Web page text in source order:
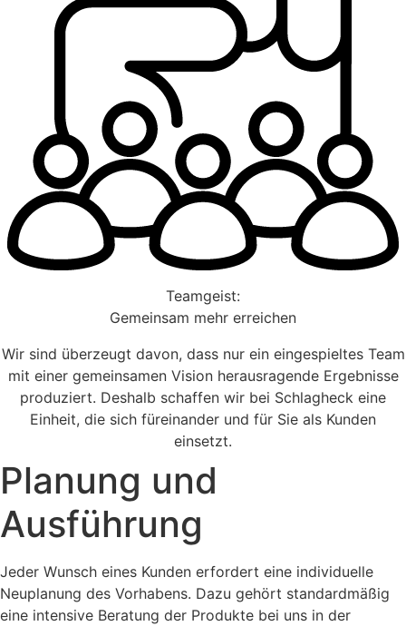
Teamgeist:
Gemeinsam mehr erreichen
Wir sind überzeugt davon, dass nur ein eingespieltes Team
mit einer gemeinsamen Vision herausragende Ergebnisse
produziert. Deshalb schaffen wir bei Schlagheck eine
Einheit, die sich füreinander und für Sie als Kunden
einsetzt.
Planung und
Ausführung
Jeder Wunsch eines Kunden erfordert eine individuelle
Neuplanung des Vorhabens. Dazu gehört standardmäßig
eine intensive Beratung der Produkte bei uns in der